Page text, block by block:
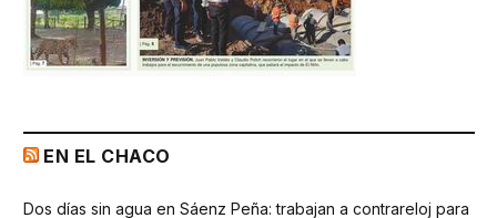
EN EL CHACO
Dos días sin agua en Sáenz Peña: trabajan a contrareloj para